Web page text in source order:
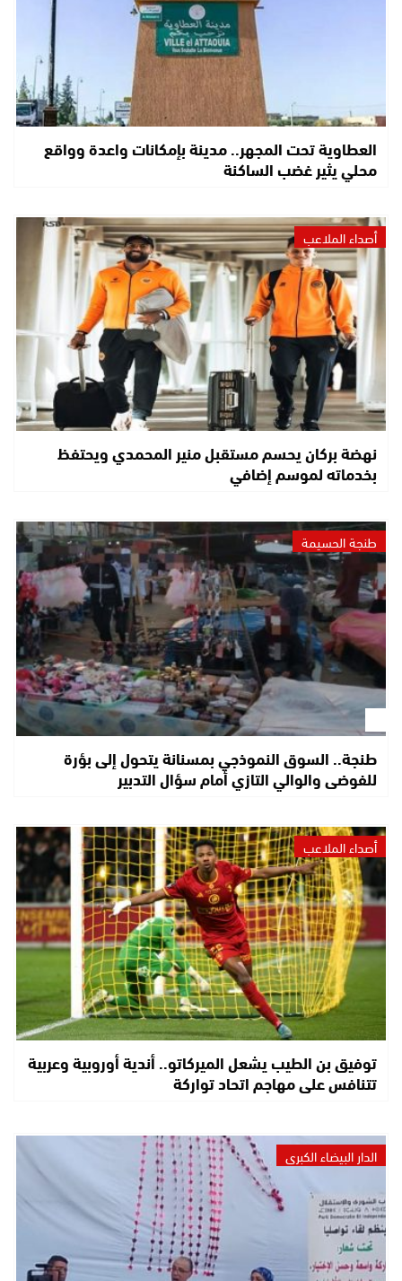
العطاوية تحت المجهر.. مدينة بإمكانات واعدة وواقع
محلي يثير غضب الساكنة
أصداء الملاعب
نهضة بركان يحسم مستقبل منير المحمدي ويحتفظ
بخدماته لموسم إضافي
طنجة الحسيمة
طنجة.. السوق النموذجي بمسنانة يتحول إلى بؤرة
للفوضى والوالي التازي أمام سؤال التدبير
أصداء الملاعب
توفيق بن الطيب يشعل الميركاتو.. أندية أوروبية وعربية
تتنافس على مهاجم اتحاد تواركة
الدار البيضاء الكبرى